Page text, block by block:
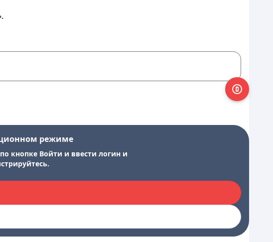
режиме
кнопке Войти и ввести логин и